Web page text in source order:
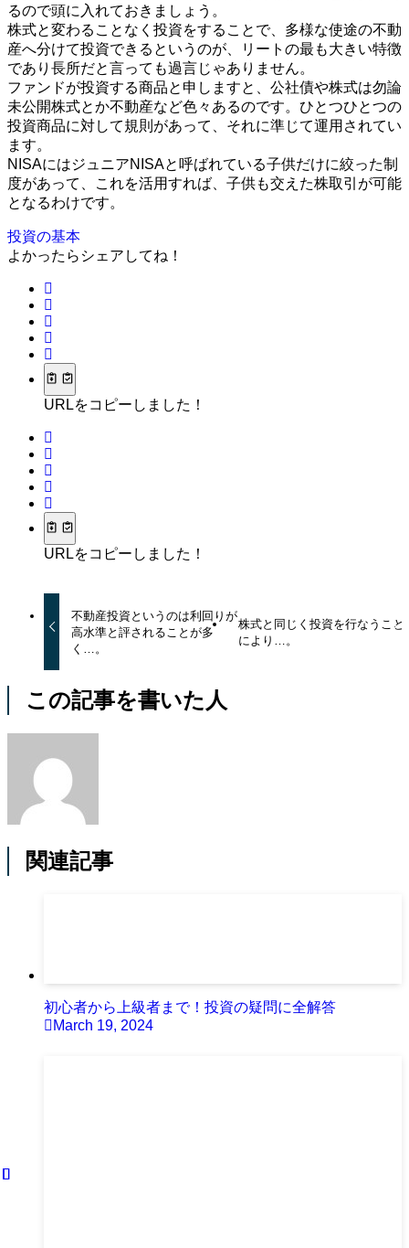
るので頭に入れておきましょう。
株式と変わることなく投資をすることで、多様な使途の不動
産へ分けて投資できるというのが、リートの最も大きい特徴
であり長所だと言っても過言じゃありません。
ファンドが投資する商品と申しますと、公社債や株式は勿論
未公開株式とか不動産など色々あるのです。ひとつひとつの
投資商品に対して規則があって、それに準じて運用されてい
ます。
NISAにはジュニアNISAと呼ばれている子供だけに絞った制
度があって、これを活用すれば、子供も交えた株取引が可能
となるわけです。
投資の基本
よかったらシェアしてね！
URLをコピーしました！
URLをコピーしました！
不動産投資というのは利回りが
高水準と評されることが多
く…。
株式と同じく投資を行なうこと
により…。
この記事を書いた人
関連記事
初心者から上級者まで！投資の疑問に全解答
March 19, 2024